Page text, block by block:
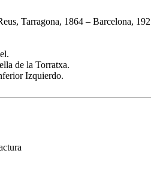
Tarragona, 1864 – Barcelona,
de la Torratxa.
Izquierdo.